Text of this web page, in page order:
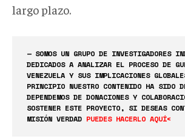
largo plazo.
— SOMOS UN GRUPO DE INVESTIGADORES
DEDICADOS A ANALIZAR EL PROCESO DE
VENEZUELA Y SUS IMPLICACIONES
PRINCIPIO NUESTRO CONTENIDO HA SIDO
DEPENDEMOS DE DONACIONES Y
SOSTENER ESTE PROYECTO, SI DESEAS
MISIÓN VERDAD PUEDES HACERLO AQUÍ<